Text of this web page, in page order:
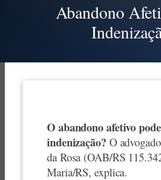
Abandono
O abandono afetivo
indenização?O
da Rosa (OAB/RS
Maria/RS, explica.